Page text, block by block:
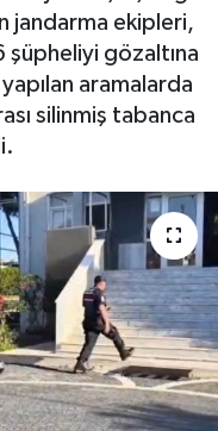
jandarma ekipleri,
gözaltına
aramalarda
silinmiş tabanca